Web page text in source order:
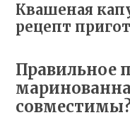
Квашеная
рецепт
Правильное